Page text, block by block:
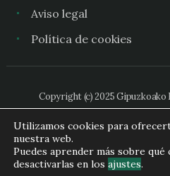
Aviso legal
Política de cookies
Copyright (c) 2025
Utilizamos cookies para
nuestra web.
Puedes aprender más sobre
desactivarlas en los ajustes.